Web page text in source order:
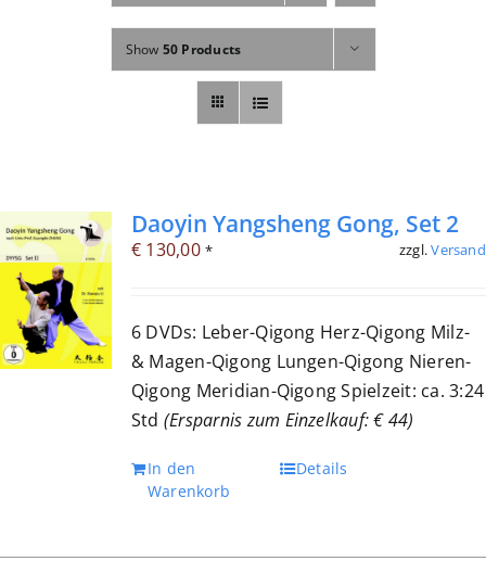
Fachbücher
Poster, Karten, Medien
Abo
Show 50 Products
Daoyin Yangsheng Gong, Set 2
€ 130,00 * zzgl.Versand
6 DVDs: Leber-Qigong Herz-Qigong Milz-
& Magen-Qigong Lungen-Qigong Nieren-
Qigong Meridian-Qigong Spielzeit: ca. 3:24
Std (Ersparnis zum Einzelkauf: € 44)
In den
Warenkorb
Details